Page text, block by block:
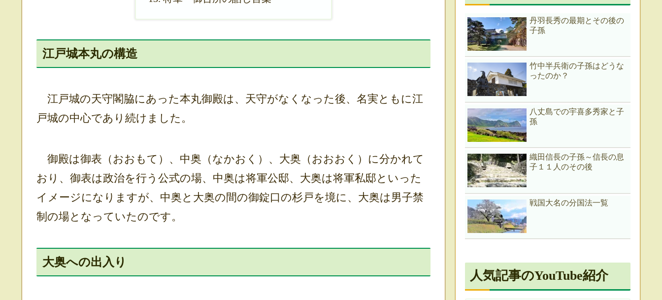
江戸城本丸の構造
江戸城の天守閣脇にあった本丸御殿は、天守がなくなった後、名実ともに江
戸城の中心であり続けました。
御殿は御表（おおもて）、中奥（なかおく）、大奥（おおおく）に分かれて
おり、御表は政治を行う公式の場、中奥は将軍公邸、大奥は将軍私邸といった
イメージになりますが、中奥と大奥の間の御錠口の杉戸を境に、大奥は男子禁
制の場となっていたのです。
大奥への出入り
丹羽長秀の最期とその後の
子孫
竹中半兵衛の子孫はどうな
ったのか？
八丈島での宇喜多秀家と子
孫
織田信長の子孫～信長の息
子１１人のその後
戦国大名の分国法一覧
人気記事のYouTube紹介